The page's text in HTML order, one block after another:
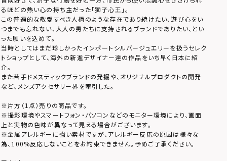
るほどの熱い心の持ち主だった「獅子心王」。
この普遍的な敬愛すべき人柄のような存在であり続けたい、遊び心をい
つまでも忘れない、大人の男たちに支持されるブランドでありたい、とい
った願いを込めて。
当時としてはまだ珍しかったインポートシルバージュエリーを扱うセレク
トショップとして、海外の新進デザイナー達の作品をいち早く日本に紹
介。
また若手ドメスティックブランドの発掘や、オリジナルプロダクトの開発
など、メンズアクセサリー界を牽引した。
※片方（1点）売りの商品です。
※撮影環境やスマートフォン・パソコンなどのモニター環境により、画面
上と実物の色味が異なって見える場合がございます。
※金属アレルギーに強い素材ですが、アレルギー反応の原因は様々な
為、100%反応しないことをお約束できません。予めご了承ください。